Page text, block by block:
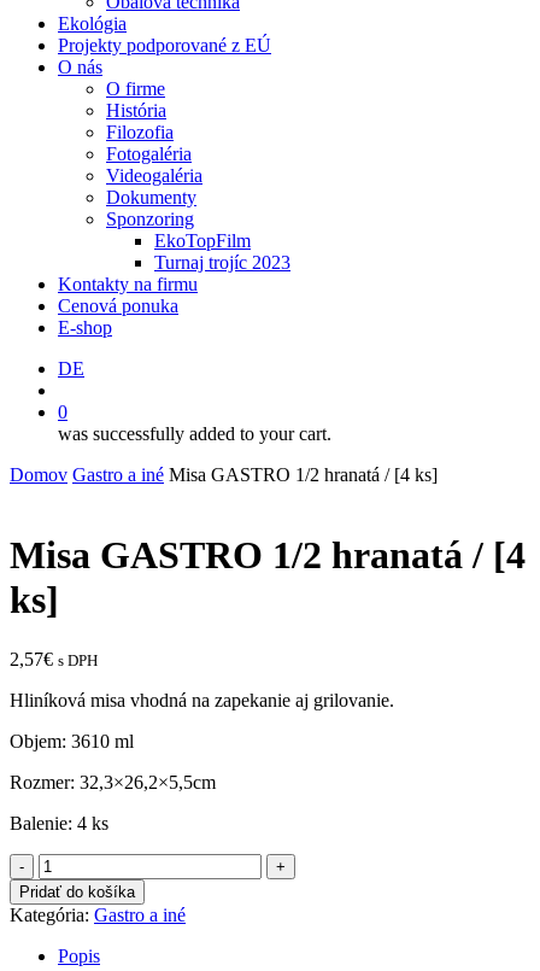
Ekológia
Projekty podporované z EÚ
O nás
O firme
História
Filozofia
Fotogaléria
Videogaléria
Dokumenty
Sponzoring
EkoTopFilm
Turnaj trojíc 2023
Kontakty na firmu
Cenová ponuka
E-shop
DE
0
was successfully added to your cart.
Domov Gastro a iné Misa GASTRO 1/2 hranatá / [4 ks]
Misa GASTRO 1/2 hranatá / [4
ks]
2,57€ s DPH
Hliníková misa vhodná na zapekanie aj grilovanie.
Objem: 3610 ml
Rozmer: 32,3×26,2×5,5cm
Balenie: 4 ks
množstvo
Misa
GASTRO
1/2
hranatá
Pridať do košíka
Kategória: Gastro a iné
Popis